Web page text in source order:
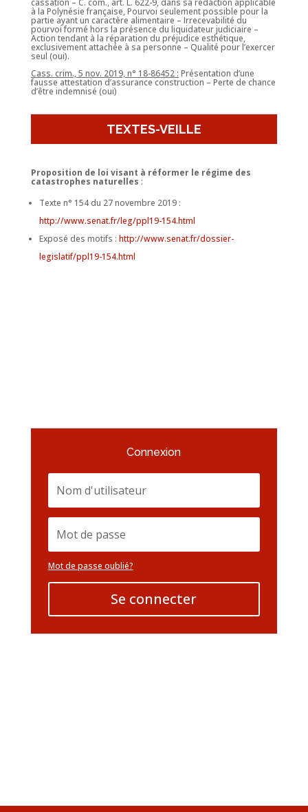
cassation – C. com., art. L. 622-9, dans sa rédaction applicable
à la Polynésie française, Pourvoi seulement possible pour la
partie ayant un caractère alimentaire – Irrecevabilité du
pourvoi formé hors la présence du liquidateur judiciaire –
Action tendant à la réparation du préjudice esthétique,
exclusivement attachée à sa personne – Qualité pour l’exercer
seul (oui).
Cass. crim., 5 nov. 2019, n° 18-86452 : Présentation d’une
fausse attestation d’assurance construction – Perte de chance
d’être indemnisé (oui)
TEXTES-VEILLE
Proposition de loi visant à réformer le régime des
catastrophes naturelles :
Texte n° 154 du 27 novembre 2019 :
http://www.senat.fr/leg/ppl19-154.html
Exposé des motifs : http://www.senat.fr/dossier-
legislatif/ppl19-154.html
Connexion
Mot de passe oublié?
Se connecter